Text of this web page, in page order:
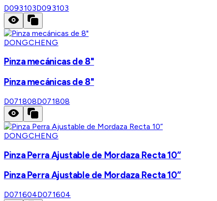
D093103D093103
DONGCHENG
Pinza mecánicas de 8"
Pinza mecánicas de 8"
D071808D071808
DONGCHENG
Pinza Perra Ajustable de Mordaza Recta 10”
Pinza Perra Ajustable de Mordaza Recta 10”
D071604D071604